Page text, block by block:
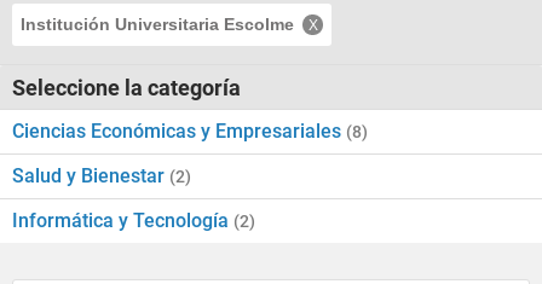
Institución Universitaria Escolme
Seleccione la categoría
Ciencias Económicas y Empresariales (8)
Salud y Bienestar (2)
Informática y Tecnología (2)